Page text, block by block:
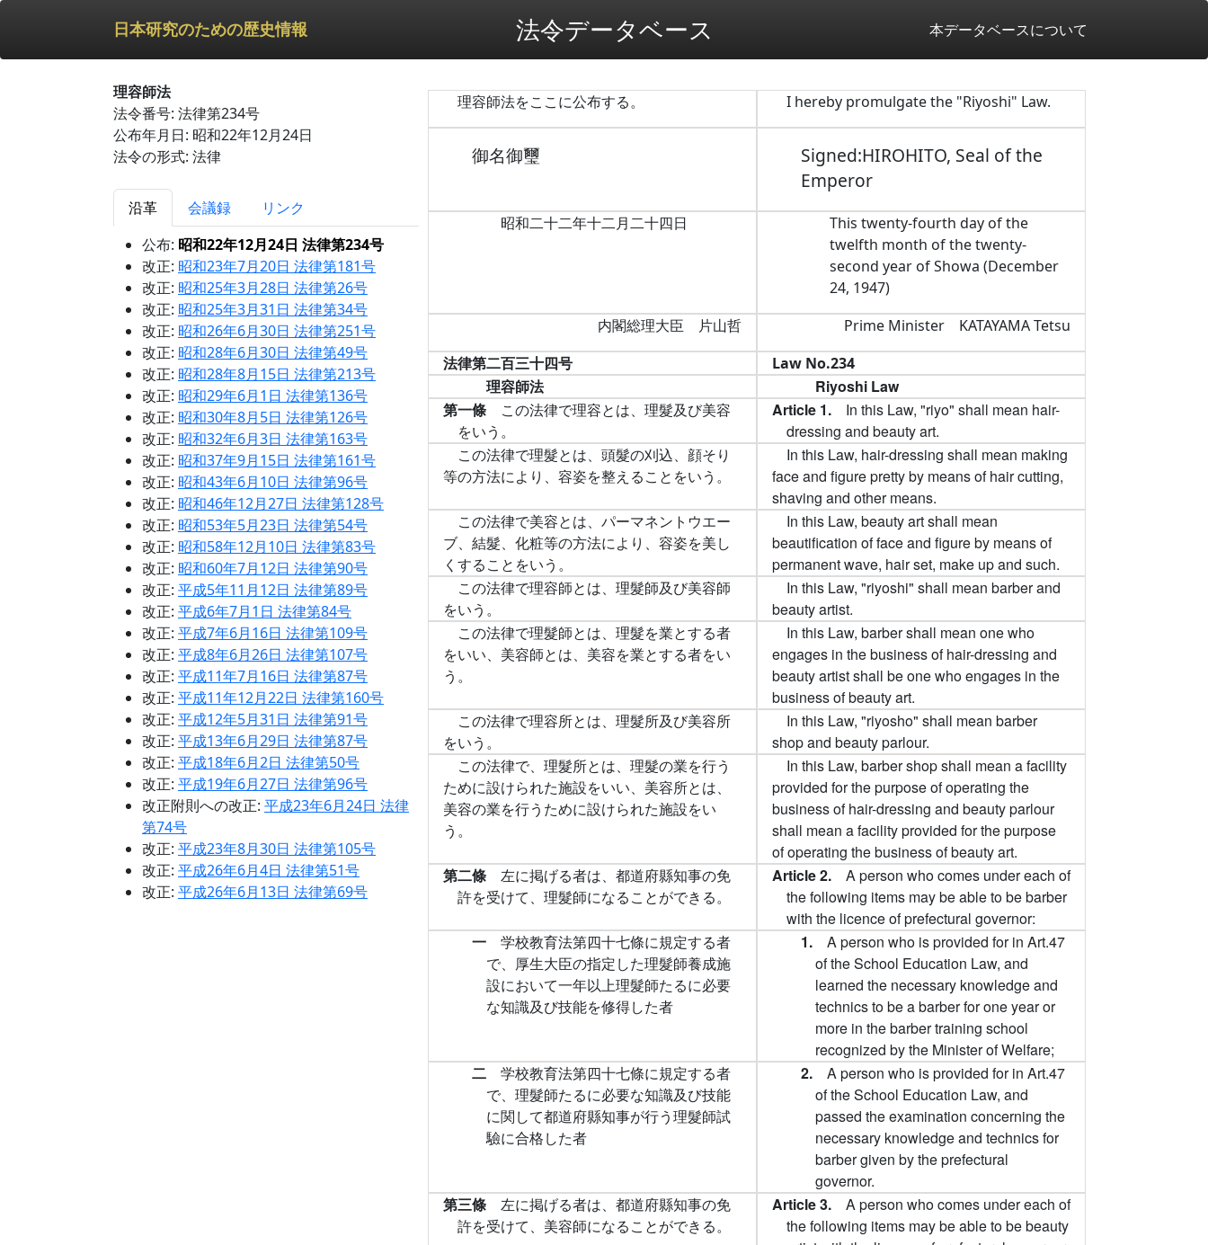
日本研究のための歴史情報 法令データベース 本データベースについて
理容師法
法令番号: 法律第234号
公布年月日: 昭和22年12月24日
法令の形式: 法律
沿革 会議録
リンク
公布: 昭和22年12月24日 法律第234号
改正: 昭和23年7月20日 法律第181号
改正: 昭和25年3月28日 法律第26号
改正: 昭和25年3月31日 法律第34号
改正: 昭和26年6月30日 法律第251号
改正: 昭和28年6月30日 法律第49号
改正: 昭和28年8月15日 法律第213号
改正: 昭和29年6月1日 法律第136号
改正: 昭和30年8月5日 法律第126号
改正: 昭和32年6月3日 法律第163号
改正: 昭和37年9月15日 法律第161号
改正: 昭和43年6月10日 法律第96号
改正: 昭和46年12月27日 法律第128号
改正: 昭和53年5月23日 法律第54号
改正: 昭和58年12月10日 法律第83号
改正: 昭和60年7月12日 法律第90号
改正: 平成5年11月12日 法律第89号
改正: 平成6年7月1日 法律第84号
改正: 平成7年6月16日 法律第109号
改正: 平成8年6月26日 法律第107号
改正: 平成11年7月16日 法律第87号
改正: 平成11年12月22日 法律第160号
改正: 平成12年5月31日 法律第91号
改正: 平成13年6月29日 法律第87号
改正: 平成18年6月2日 法律第50号
改正: 平成19年6月27日 法律第96号
改正附則への改正: 平成23年6月24日 法律
第74号
改正: 平成23年8月30日 法律第105号
改正: 平成26年6月4日 法律第51号
改正: 平成26年6月13日 法律第69号
理容師法をここに公布する。 I hereby promulgate the "Riyoshi" Law.
御名御璽
Signed:HIROHITO, Seal of the
Emperor
昭和二十二年十二月二十四日
This twenty-fourth day of the
twelfth month of the twenty-
second year of Showa (December
24, 1947)
内閣総理大臣 片山哲
Prime Minister KATAYAMA Tetsu
法律第二百三十四号
Law No.234
理容師法
Riyoshi Law
第一條 この法律で理容とは、理髮及び美容
をいう。
Article 1. In this Law, "riyo" shall mean hair-
dressing and beauty art.
この法律で理髮とは、頭髮の刈込、顔そり
等の方法により、容姿を整えることをいう。
In this Law, hair-dressing shall mean making
face and figure pretty by means of hair cutting,
shaving and other means.
この法律で美容とは、パーマネントウエー
ブ、結髮、化粧等の方法により、容姿を美し
くすることをいう。
In this Law, beauty art shall mean
beautification of face and figure by means of
permanent wave, hair set, make up and such.
この法律で理容師とは、理髮師及び美容師
をいう。
In this Law, "riyoshi" shall mean barber and
beauty artist.
この法律で理髮師とは、理髮を業とする者
をいい、美容師とは、美容を業とする者をい
う。
In this Law, barber shall mean one who
engages in the business of hair-dressing and
beauty artist shall be one who engages in the
business of beauty art.
この法律で理容所とは、理髮所及び美容所
をいう。
In this Law, "riyosho" shall mean barber
shop and beauty parlour.
この法律で、理髮所とは、理髮の業を行う
ために設けられた施設をいい、美容所とは、
美容の業を行うために設けられた施設をい
う。
In this Law, barber shop shall mean a facility
provided for the purpose of operating the
business of hair-dressing and beauty parlour
shall mean a facility provided for the purpose
of operating the business of beauty art.
第二條 左に掲げる者は、都道府縣知事の免
許を受けて、理髮師になることができる。
Article 2. A person who comes under each of
the following items may be able to be barber
with the licence of prefectural governor:
一 学校教育法第四十七條に規定する者
で、厚生大臣の指定した理髮師養成施
設において一年以上理髮師たるに必要
な知識及び技能を修得した者
1. A person who is provided for in Art.47
of the School Education Law, and
learned the necessary knowledge and
technics to be a barber for one year or
more in the barber training school
recognized by the Minister of Welfare;
二 学校教育法第四十七條に規定する者
で、理髮師たるに必要な知識及び技能
に関して都道府縣知事が行う理髮師試
驗に合格した者
2. A person who is provided for in Art.47
of the School Education Law, and
passed the examination concerning the
necessary knowledge and technics for
barber given by the prefectural
governor.
第三條 左に掲げる者は、都道府縣知事の免
許を受けて、美容師になることができる。
Article 3. A person who comes under each of
the following items may be able to be beauty